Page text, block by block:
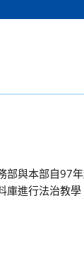
部與本部自97
庫進行法治教